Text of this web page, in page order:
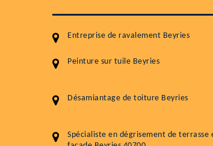
Entreprise de ravalement Beyries
Peinture sur tuile Beyries
Désamiantage de toiture Beyries
Spécialiste en dégrisement de terrasse